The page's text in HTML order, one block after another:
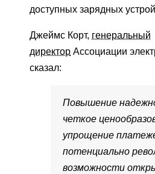
доступных зарядных
Джеймс Корт, генеральный
директор Ассоциации
сказал:
Повышение
четкое
упрощение
потенциально
возможности